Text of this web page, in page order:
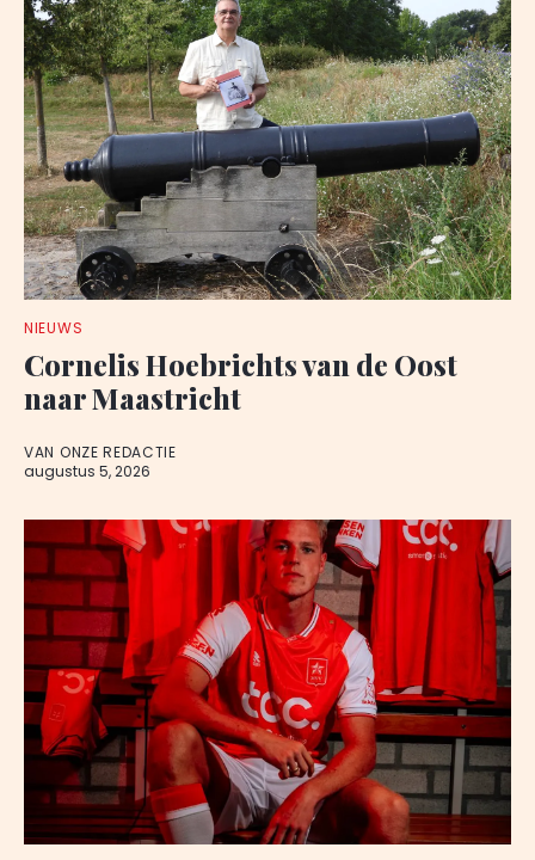
NIEUWS
Cornelis Hoebrichts van de Oost
naar Maastricht
VAN ONZE REDACTIE
augustus 5, 2026